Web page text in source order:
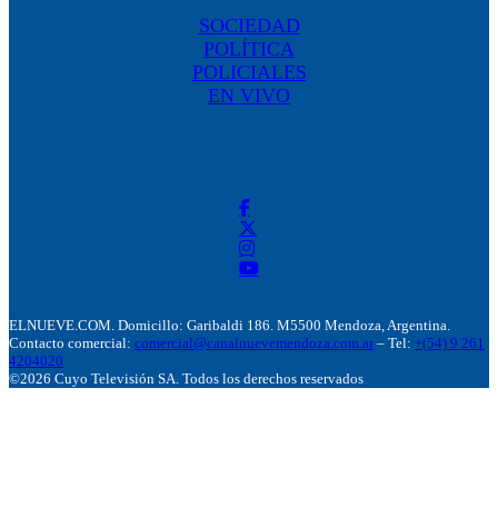
SOCIEDAD
POLÍTICA
POLICIALES
EN VIVO
ELNUEVE.COM. Domicillo: Garibaldi 186. M5500 Mendoza, Argentina.
Contacto comercial: comercial@canalnuevemendoza.com.ar – Tel: +(54) 9 261
4204020
©2026 Cuyo Televisión SA. Todos los derechos reservados